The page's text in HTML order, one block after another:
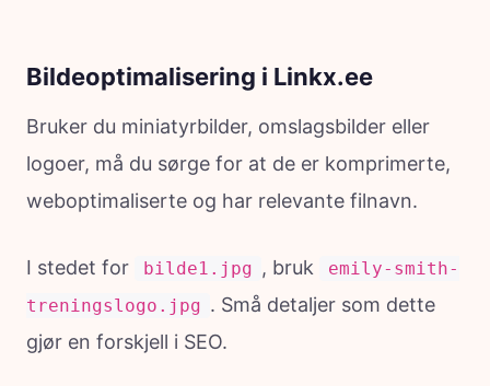
Bildeoptimalisering i Linkx.ee
Bruker du miniatyrbilder, omslagsbilder eller
logoer, må du sørge for at de er komprimerte,
weboptimaliserte og har relevante filnavn.
I stedet for bilde1.jpg , bruk
emily-smith-
treningslogo.jpg . Små detaljer som dette
gjør en forskjell i SEO.